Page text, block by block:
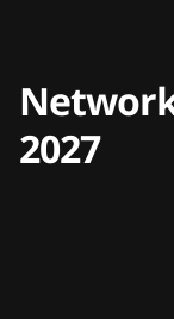
2027